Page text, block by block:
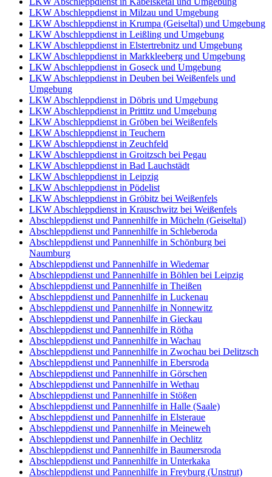
LKW Abschleppdienst in Milzau und Umgebung
LKW Abschleppdienst in Krumpa (Geiseltal) und Umgebung
LKW Abschleppdienst in Leißling und Umgebung
LKW Abschleppdienst in Elstertrebnitz und Umgebung
LKW Abschleppdienst in Markkleeberg und Umgebung
LKW Abschleppdienst in Goseck und Umgebung
LKW Abschleppdienst in Deuben bei Weißenfels und
Umgebung
LKW Abschleppdienst in Döbris und Umgebung
LKW Abschleppdienst in Prittitz und Umgebung
LKW Abschleppdienst in Gröben bei Weißenfels
LKW Abschleppdienst in Teuchern
LKW Abschleppdienst in Zeuchfeld
LKW Abschleppdienst in Groitzsch bei Pegau
LKW Abschleppdienst in Bad Lauchstädt
LKW Abschleppdienst in Leipzig
LKW Abschleppdienst in Pödelist
LKW Abschleppdienst in Gröbitz bei Weißenfels
LKW Abschleppdienst in Krauschwitz bei Weißenfels
Abschleppdienst und Pannenhilfe in Mücheln (Geiseltal)
Abschleppdienst und Pannenhilfe in Schleberoda
Abschleppdienst und Pannenhilfe in Schönburg bei
Naumburg
Abschleppdienst und Pannenhilfe in Wiedemar
Abschleppdienst und Pannenhilfe in Böhlen bei Leipzig
Abschleppdienst und Pannenhilfe in Theißen
Abschleppdienst und Pannenhilfe in Luckenau
Abschleppdienst und Pannenhilfe in Nonnewitz
Abschleppdienst und Pannenhilfe in Gieckau
Abschleppdienst und Pannenhilfe in Rötha
Abschleppdienst und Pannenhilfe in Wachau
Abschleppdienst und Pannenhilfe in Zwochau bei Delitzsch
Abschleppdienst und Pannenhilfe in Ebersroda
Abschleppdienst und Pannenhilfe in Görschen
Abschleppdienst und Pannenhilfe in Wethau
Abschleppdienst und Pannenhilfe in Stößen
Abschleppdienst und Pannenhilfe in Halle (Saale)
Abschleppdienst und Pannenhilfe in Elsteraue
Abschleppdienst und Pannenhilfe in Meineweh
Abschleppdienst und Pannenhilfe in Oechlitz
Abschleppdienst und Pannenhilfe in Baumersroda
Abschleppdienst und Pannenhilfe in Unterkaka
Abschleppdienst und Pannenhilfe in Freyburg (Unstrut)